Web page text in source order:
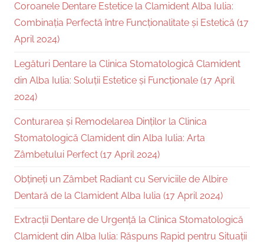
Coroanele Dentare Estetice la Clamident Alba Iulia:
Combinația Perfectă între Funcționalitate și Estetică (17
April 2024)
Legături Dentare la Clinica Stomatologică Clamident
din Alba Iulia: Soluții Estetice și Funcționale (17 April
2024)
Conturarea și Remodelarea Dinților la Clinica
Stomatologică Clamident din Alba Iulia: Arta
Zâmbetului Perfect (17 April 2024)
Obțineți un Zâmbet Radiant cu Serviciile de Albire
Dentară de la Clamident Alba Iulia (17 April 2024)
Extracții Dentare de Urgență la Clinica Stomatologică
Clamident din Alba Iulia: Răspuns Rapid pentru Situații